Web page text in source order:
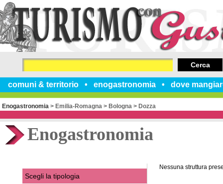
comuni & territorio enogastronomia dove
Cerca
Enogastronomia > Emilia-Romagna > Bologna > Dozza
Enogastronomia
Nessuna struttura
Scegli la tipologia